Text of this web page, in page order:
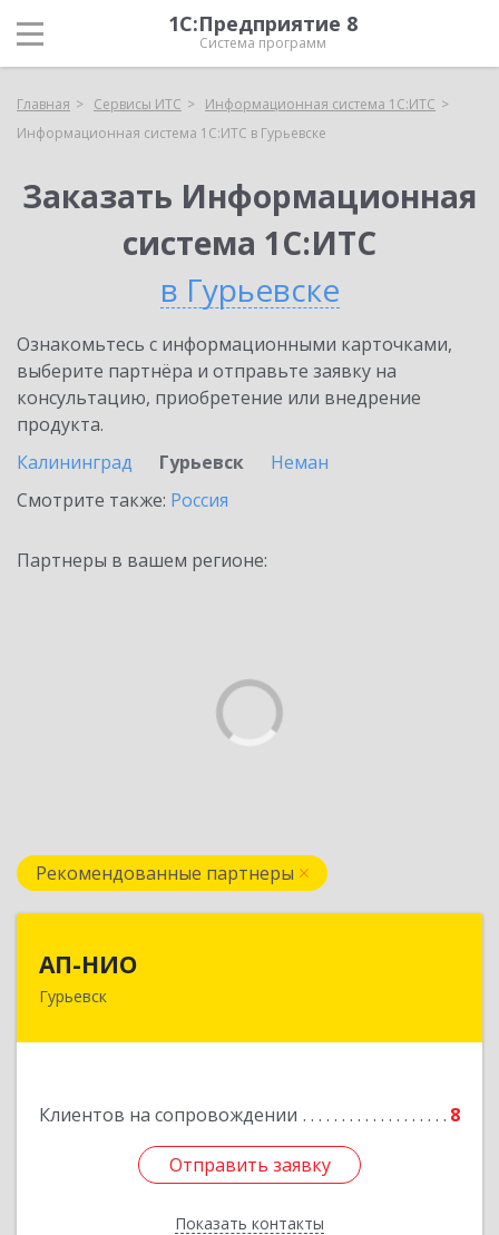
1С:Предприятие 8
Система программ
Главная Сервисы ИТС
Информационная система 1С:ИТС
Информационная система 1С:ИТС в Гурьевске
Заказать Информационная
система 1С:ИТС
в Гурьевске
Ознакомьтесь с информационными карточками,
выберите партнёра и отправьте заявку на
консультацию, приобретение или внедрение
продукта.
Калининград
Гурьевск
Неман
Смотрите также: Россия
Партнеры в вашем регионе:
Рекомендованные партнеры
АП-НИО
Гурьевск
Клиентов на сопровождении 8
Отправить заявку
Показать контакты
238300 Калининградская обл, Гурьевск г,
Отправить заявку
Назад